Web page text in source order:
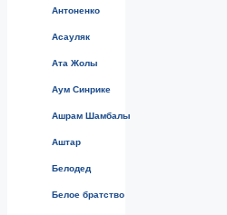
Антоненко
Асауляк
Ата Жолы
Аум Синрике
Ашрам Шамбалы
Аштар
Белодед
Белое братство